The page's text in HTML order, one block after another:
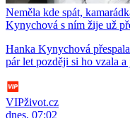
Neměla kde spát,
Kynychová s ním žije už
Hanka Kynychová
pár let později si ho vzala a
VIPživot.cz
dnes, 07:02